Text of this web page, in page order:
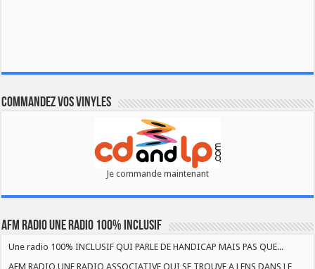
Commandez vos vinyles
Je commande maintenant
AFM RADIO UNE RADIO 100% INCLUSIF
Une radio 100% INCLUSIF QUI PARLE DE HANDICAP MAIS PAS QUE...
AFM RADIO UNE RADIO ASSOCIATIVE QUI SE TROUVE A LENS DANS LE